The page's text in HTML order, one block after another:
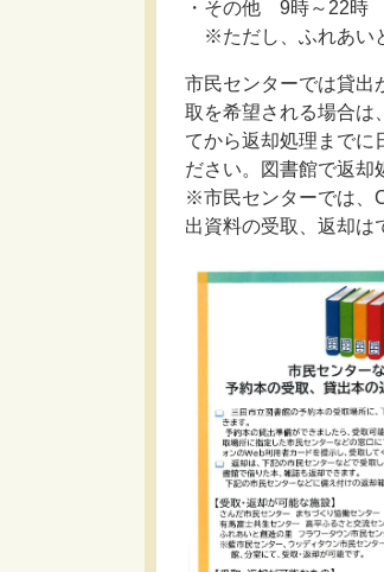
・その他 9時～22時
※ただし、ふれあい
市民センターでは貸出
取を希望される場合は
てから返却処理までに
ださい。図書館で返却
※市民センターでは、
出資料の受取、返却は